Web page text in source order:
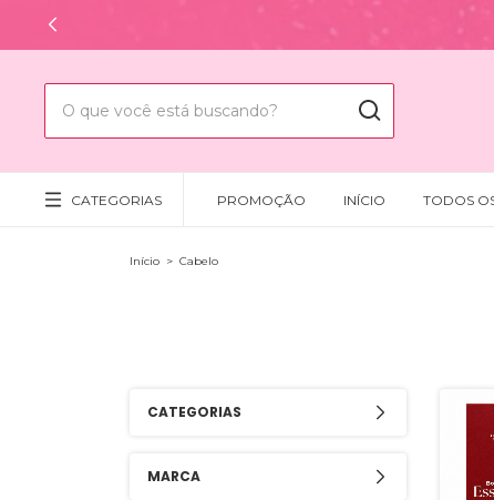
CATEGORIAS PROMOÇÃO INÍCIO TODOS
Início > Cabelo
CATEGORIAS
MARCA